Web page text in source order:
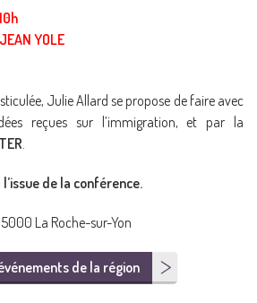
YOLE
Julie Allard se propose de faire avec
reçues sur l’immigration, et par la
.
de la conférence.
La Roche-sur-Yon
de la région